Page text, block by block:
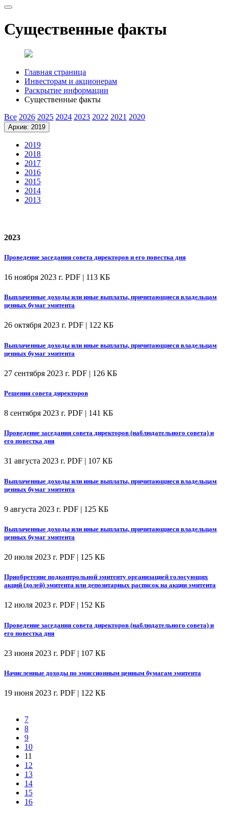
Существенные факты
Главная страница
Инвесторам и акционерам
Раскрытие информации
Существенные факты
Все 2026 2025 2024 2023 2022 2021 2020
Архив: 2019
2019
2018
2017
2016
2015
2014
2013
2023
Проведение заседания совета директоров и его повестка дня
16 ноября 2023 г. PDF | 113 КБ
Выплаченные доходы или иные выплаты, причитающиеся владельцам
ценных бумаг эмитента
26 октября 2023 г. PDF | 122 КБ
Выплаченные доходы или иные выплаты, причитающиеся владельцам
ценных бумаг эмитента
27 сентября 2023 г. PDF | 126 КБ
Решения совета директоров
8 сентября 2023 г. PDF | 141 КБ
Проведение заседания совета директоров (наблюдательного совета) и
его повестка дня
31 августа 2023 г. PDF | 107 КБ
Выплаченные доходы или иные выплаты, причитающиеся владельцам
ценных бумаг эмитента
9 августа 2023 г. PDF | 125 КБ
Выплаченные доходы или иные выплаты, причитающиеся владельцам
ценных бумаг эмитента
20 июля 2023 г. PDF | 125 КБ
Приобретение подконтрольной эмитенту организацией голосующих
акций (долей) эмитента или депозитарных расписок на акции эмитента
12 июля 2023 г. PDF | 152 КБ
Проведение заседания совета директоров (наблюдательного совета) и
его повестка дня
23 июня 2023 г. PDF | 107 КБ
Начисленные доходы по эмиссионным ценным бумагам эмитента
19 июня 2023 г. PDF | 122 КБ
7
8
9
10
11
12
13
14
15
16